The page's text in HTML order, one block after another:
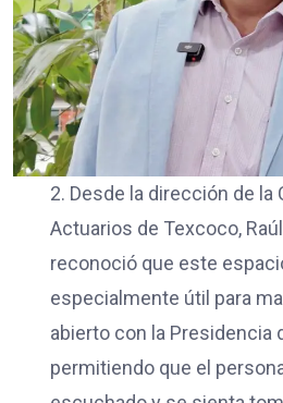
2. Desde la dirección de la
Actuarios de Texcoco,
reconoció que este
especialmente útil para
abierto con la Presidencia
permitiendo que el